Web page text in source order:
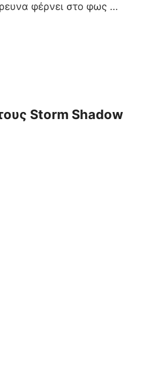
φέρνει στο φως …
Storm Shadow